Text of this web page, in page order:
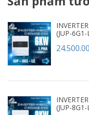
(JUP-6G1-
(JUP-8G1-